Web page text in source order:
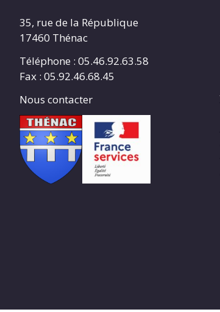
35, rue de la République
17460 Thénac
Téléphone : 05.46.92.63.58
Fax : 05.92.46.68.45
Nous contacter